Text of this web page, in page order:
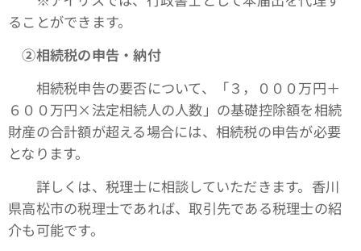
ることができます。
➁相続税の申告・納付
相続税申告の要否について、「３，０００万円＋
６００万円×法定相続人の人数」の基礎控除額を相続
財産の合計額が超える場合には、相続税の申告が必要
となります。
詳しくは、税理士に相談していただきます。香川
県高松市の税理士であれば、取引先である税理士の紹
介も可能です。